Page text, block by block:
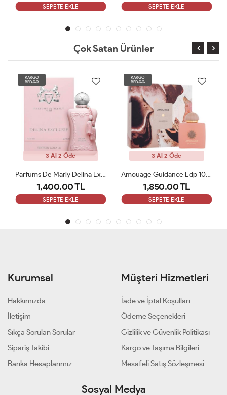
SEPETE EKLE SEPETE EKLE
Çok Satan Ürünler
KARGO
BEDAVA
3 Al 2 Öde
Parfums De Marly Delina Exclusive EDP Kadın 75ml Parfüm ARC
1,400.00 TL
SEPETE EKLE
KARGO
BEDAVA
3 Al 2 Öde
Amouage Guidance Edp 100 Ml Bayan Parfüm ARC
1,850.00 TL
SEPETE EKLE
Kurumsal
Hakkımızda
İletişim
Sıkça Sorulan Sorular
Sipariş Takibi
Banka Hesaplarımız
Müşteri Hizmetleri
İade ve İptal Koşulları
Ödeme Seçenekleri
Gizlilik ve Güvenlik Politikası
Kargo ve Taşıma Bilgileri
Mesafeli Satış Sözleşmesi
Sosyal Medya